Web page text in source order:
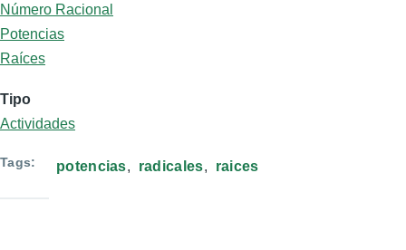
Número Racional
Potencias
Raíces
Tipo
Actividades
Tags potencias radicales raices